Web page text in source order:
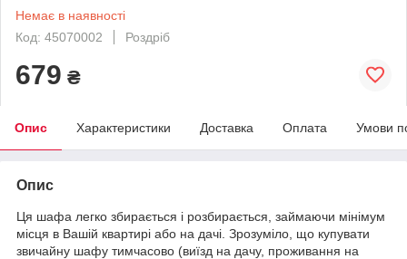
Немає в наявності
Код: 45070002
Роздріб
679 ₴
Опис Характеристики Доставка Оплата Умови
Опис
Ця шафа легко збирається і розбирається, займаючи мінімум
місця в Вашій квартирі або на дачі. Зрозуміло, що купувати
звичайну шафу тимчасово (виїзд на дачу, проживання на